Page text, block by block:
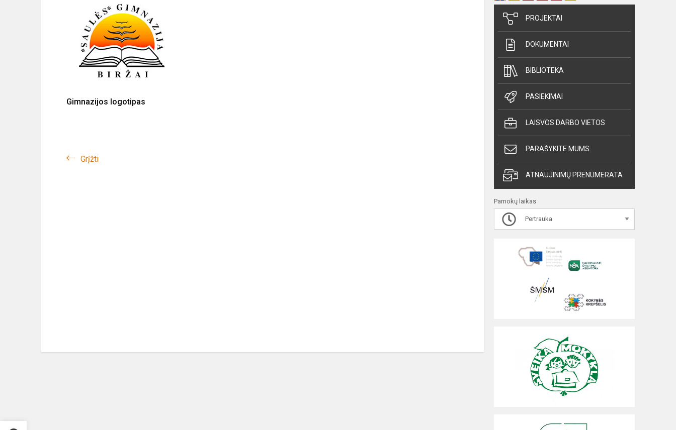
Gimnazijos logotipas
Grįžti
PROJEKTAI
DOKUMENTAI
BIBLIOTEKA
PASIEKIMAI
LAISVOS DARBO VIETOS
PARAŠYKITE MUMS
ATNAUJINIMŲ PRENUMERATA
Pamokų laikas
Pertrauka